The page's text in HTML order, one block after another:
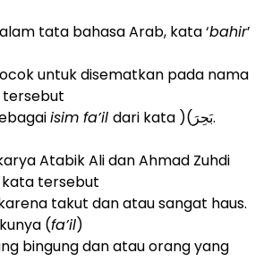
tata bahasa Arab, kata ‘bahir’
untuk disematkan pada nama
tersebut
isim fa’il dari kata (بَحِرَ).
Atabik Ali dan Ahmad Zuhdi
kata tersebut
takut dan atau sangat haus.
(fa’il)
bingung dan atau orang yang